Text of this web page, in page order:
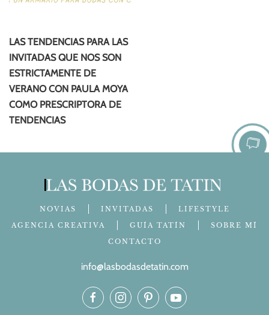
LAS TENDENCIAS PARA LAS
INVITADAS QUE NOS SON
ESTRICTAMENTE DE
VERANO CON PAULA MOYA
COMO PRESCRIPTORA DE
TENDENCIAS
NOVIAS INVITADAS
LIFESTYLE
AGENCIA CREATIVA
GUÍA TATÍN
SOBRE MÍ
CONTACTO
info@lasbodasdetatin.com